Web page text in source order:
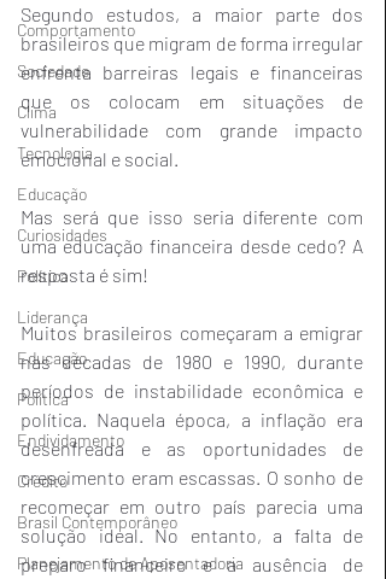
Comportamento
Sociedade
Clima
Tecnologia
Educação
Curiosidades
Política
Liderança
Educação
Política
Endividamento
Crédito
Brasil Contemporâneo
Planejamento de Aposentadoria
Segundo estudos, a maior parte dos
brasileiros que migram de forma irregular
enfrenta barreiras legais e financeiras
que os colocam em situações de
vulnerabilidade com grande impacto
emocional e social.
Mas será que isso seria diferente com
uma educação financeira desde cedo? A
resposta é sim!
Muitos brasileiros começaram a emigrar
nas décadas de 1980 e 1990, durante
períodos de instabilidade econômica e
política. Naquela época, a inflação era
desenfreada e as oportunidades de
crescimento eram escassas. O sonho de
recomeçar em outro país parecia uma
solução ideal. No entanto, a falta de
preparo financeiro e a ausência de